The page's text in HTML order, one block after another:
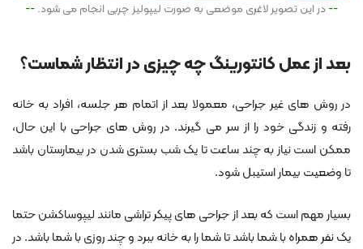
در این تصویر لاغری موضعی به صورت لیپولیز چربی انجام می شود.
بعد از عمل کانتورینگ چه چیزی در انتظار شماست؟
در روش های غیر جراحی، معمولا بعد از اتمام هر جلسه، افراد به خانه
رفته و زندگی خود را از سر می گیرند. در روش های جراحی با این حال،
ممکن است نیاز به چند ساعت تا یک شب بستری شدن در بیمارستان باشد
تا وضعیت بیمار استیبل شود.
بسیار مهم است که بعد از جراحی های پیکر تراشی مانند لیپوساکشن حتما
یک نفر همراه با شما باشد تا شما را به خانه ببرد و چند روزی با شما باشد. در